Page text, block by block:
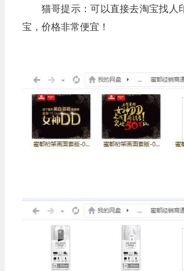
猫哥提示：可以直接去淘宝找人
宝，价格非常便宜！